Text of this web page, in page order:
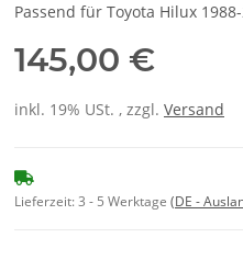
Passend für Toyota Hilux
145,00 €
inkl. 19% USt. , zzgl. Versand
Lieferzeit:3 - 5 Werktage (DE -